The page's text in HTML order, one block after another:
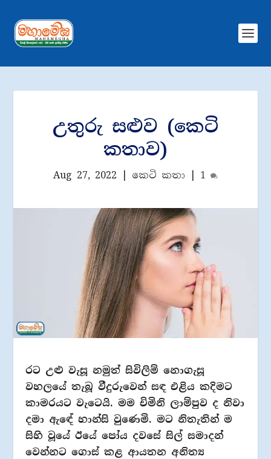
උතුරු සළුව (කෙටි
කතාව)
Aug 27, 2022 කෙටි කතා 1
රට උළු වැසූ නමුත් සිවිලිම් නොගැසූ
වහලයේ තැබූ වීදුරුවෙන් සඳ එළිය කදිමට
කාමරයට වැටෙයි. මම චිමිනි ලාම්පුව ද නිවා
දමා ඇඳේ හාන්සි වුණෙමි. මට නිතැතින් ම
සිහි වූයේ ඊයේ පෝය දවසේ සිල් සමාදන්
වෙන්නට ගොස් කළ ආයතන අනිත්‍ය